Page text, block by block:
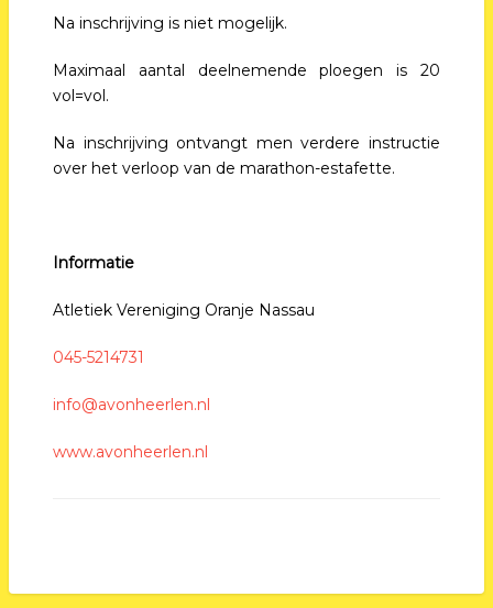
Na inschrijving is niet mogelijk.
Maximaal aantal deelnemende ploegen is 20
vol=vol.
Na inschrijving ontvangt men verdere instructie
over het verloop van de marathon-estafette.
Informatie
Atletiek Vereniging Oranje Nassau
045-5214731
info@avonheerlen.nl
www.avonheerlen.nl